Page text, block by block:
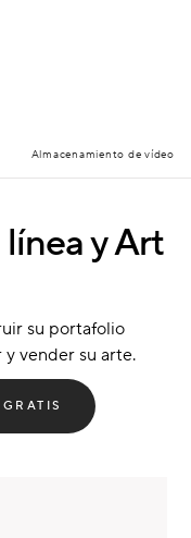
Almacenamiento de vídeo
y Art
su portafolio
vender su arte.